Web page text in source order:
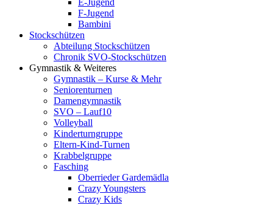
E-Jugend
F-Jugend
Bambini
Stockschützen
Abteilung Stockschützen
Chronik SVO-Stockschützen
Gymnastik & Weiteres
Gymnastik – Kurse & Mehr
Seniorenturnen
Damengymnastik
SVO – Lauf10
Volleyball
Kinderturngruppe
Eltern-Kind-Turnen
Krabbelgruppe
Fasching
Oberrieder Gardemädla
Crazy Youngsters
Crazy Kids